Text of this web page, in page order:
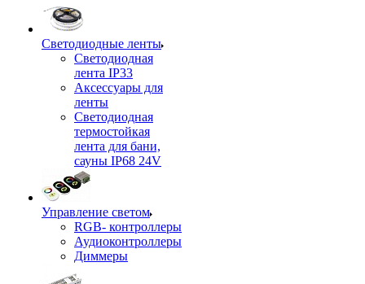
Светодиодные ленты
Светодиодная
лента IP33
Аксессуары для
ленты
Светодиодная
термостойкая
лента для бани,
сауны IP68 24V
Управление светом
RGB- контроллеры
Аудиоконтроллеры
Диммеры